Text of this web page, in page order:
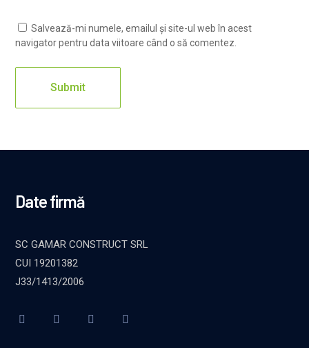
Salvează-mi numele, emailul și site-ul web în acest
navigator pentru data viitoare când o să comentez.
Date firmă
SC GAMAR CONSTRUCT SRL
CUI 19201382
J33/1413/2006